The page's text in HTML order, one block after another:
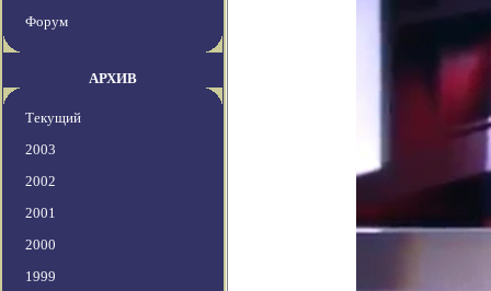
Форум
АРХИВ
Текущий
2003
2002
2001
2000
1999